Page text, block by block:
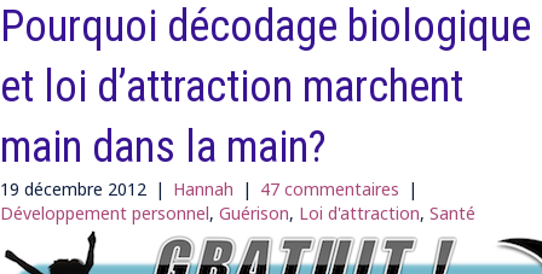
Pourquoi décodage biologique
et loi d’attraction marchent
main dans la main?
19 décembre 2012 | Hannah | 47 commentaires |
Développement personnel, Guérison, Loi d'attraction, Santé